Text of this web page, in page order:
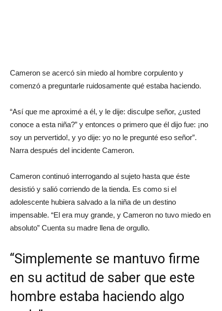
Cameron se acercó sin miedo al hombre corpulento y
comenzó a preguntarle ruidosamente qué estaba haciendo.
“Así que me aproximé a él, y le dije: disculpe señor, ¿usted
conoce a esta niña?” y entonces o primero que él dijo fue: ¡no
soy un pervertido!, y yo dije: yo no le pregunté eso señor”.
Narra después del incidente Cameron.
Cameron continuó interrogando al sujeto hasta que éste
desistió y salió corriendo de la tienda. Es como si el
adolescente hubiera salvado a la niña de un destino
impensable. “El era muy grande, y Cameron no tuvo miedo en
absoluto” Cuenta su madre llena de orgullo.
“Simplemente se mantuvo firme
en su actitud de saber que este
hombre estaba haciendo algo